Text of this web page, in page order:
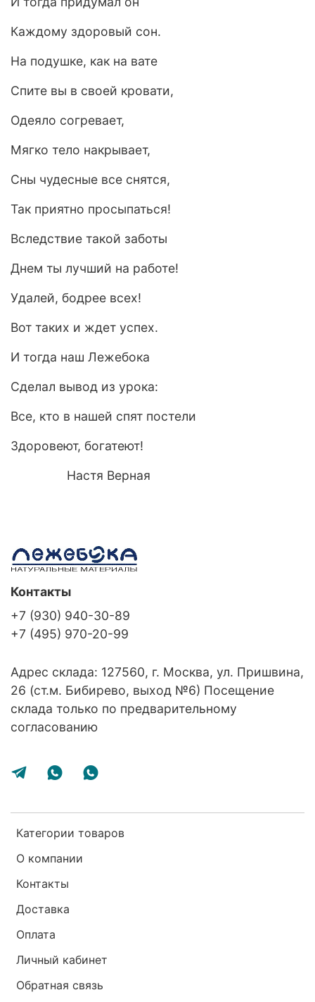
Каждому здоровый сон.
На подушке, как на вате
Спите вы в своей кровати,
Одеяло согревает,
Мягко тело накрывает,
Сны чудесные все снятся,
Так приятно просыпаться!
Вследствие такой заботы
Днем ты лучший на работе!
Удалей, бодрее всех!
Вот таких и ждет успех.
И тогда наш Лежебока
Сделал вывод из урока:
Все, кто в нашей спят постели
Здоровеют, богатеют!
Настя Верная
Категории товаров
О компании
Контакты
Доставка
Оплата
Личный кабинет
Обратная связь
Контакты
+7 (930) 940-30-89
+7 (495) 970-20-99
Адрес склада: 127560, г. Москва, ул. Пришвина,
26 (ст.м. Бибирево, выход №6) Посещение
склада только по предварительному
согласованию